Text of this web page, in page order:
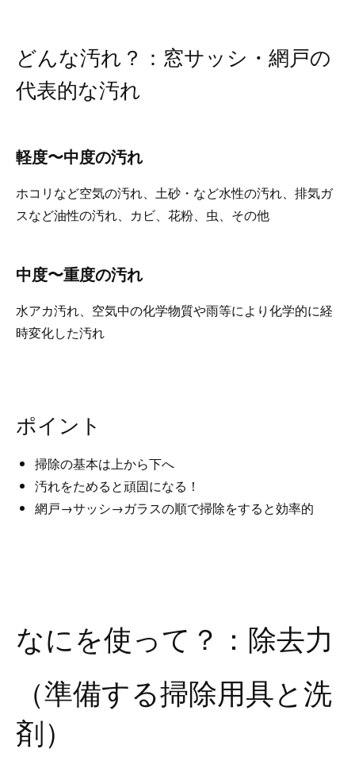
どんな汚れ？：窓サッシ・網戸の
代表的な汚れ
軽度〜中度の汚れ
ホコリなど空気の汚れ、土砂・など水性の汚れ、排気ガ
スなど油性の汚れ、カビ、花粉、虫、その他
中度〜重度の汚れ
水アカ汚れ、空気中の化学物質や雨等により化学的に経
時変化した汚れ
ポイント
掃除の基本は上から下へ
汚れをためると頑固になる！
網戸→サッシ→ガラスの順で掃除をすると効率的
なにを使って？：除去力
（準備する掃除用具と洗
剤）